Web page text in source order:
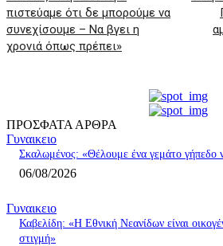
πιστεύαμε ότι δε μπορούμε να
συνεχίσουμε – Να βγει η
χρονιά όπως πρέπει»
ΠΡΟΣΦΑΤΑ ΑΡΘΡΑ
Γυναικειο
Σκαλωμένος: «Θέλουμε ένα γεμάτο γήπεδο
06/08/2026
Γυναικειο
Καβελίδη: «Η Εθνική Νεανίδων είναι
στιγμή»